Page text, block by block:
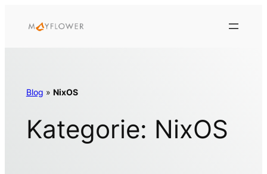
Inhalt
Blog » NixOS
Kategorie: NixOS